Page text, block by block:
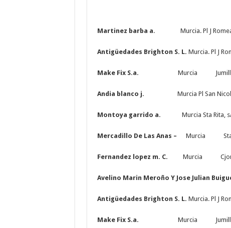
Martinez barba a. Murcia. Pl J
Antigüedades Brighton S. L. Murcia. Pl J
Make Fix S.a. Murcia Jumilla,
Andia blanco j. Murcia Pl San
Montoya garrido a. Murcia Sta Rita,
Mercadillo De Las Anas – Murcia Sta.
Fernandez lopez m. C. Murcia Cjon
Avelino Marin Meroño Y Jose Julian
Antigüedades Brighton S. L. Murcia. Pl J
Make Fix S.a. Murcia Jumilla,